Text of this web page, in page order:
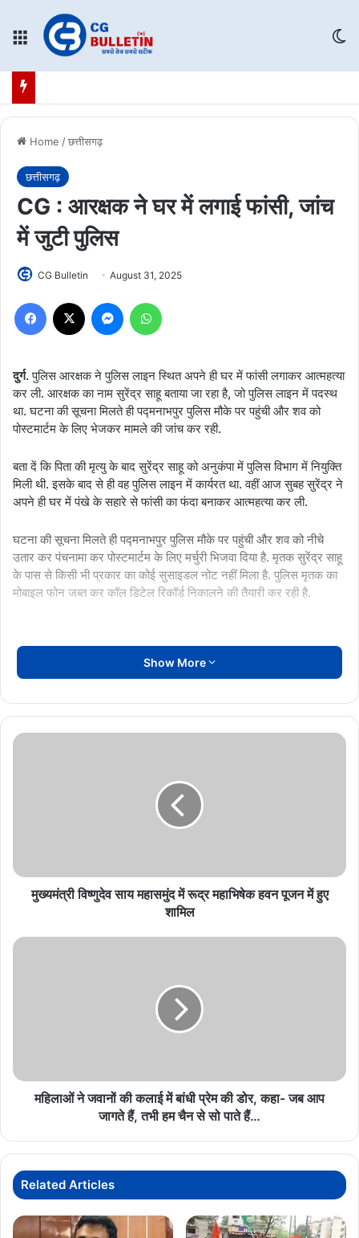
Menu
Home /छत्तीसगढ़
छत्तीसगढ़
CG : आरक्षक ने घर में लगाई फांसी, जांच
में जुटी पुलिस
CG Bulletin August 31, 2025
Facebook Messenger
दुर्ग.पुलिस आरक्षक ने पुलिस लाइन स्थित अपने ही घर में फांसी लगाकर आत्महत्या
कर ली. आरक्षक का नाम सुरेंद्र साहू बताया जा रहा है, जो पुलिस लाइन में पदस्थ
था. घटना की सूचना मिलते ही पद्मनाभपुर पुलिस मौके पर पहुंची और शव को
पोस्टमार्टम के लिए भेजकर मामले की जांच कर रही.
बता दें कि पिता की मृत्यु के बाद सुरेंद्र साहू को अनुकंपा में पुलिस विभाग में नियुक्ति
मिली थी. इसके बाद से ही वह पुलिस लाइन में कार्यरत था. वहीं आज सुबह सुरेंद्र ने
अपने ही घर में पंखे के सहारे से फांसी का फंदा बनाकर आत्महत्या कर ली.
घटना की सूचना मिलते ही पद्मनाभपुर पुलिस मौके पर पहुंची और शव को नीचे
उतार कर पंचनामा कर पोस्टमार्टम के लिए मर्चुरी भिजवा दिया है. मृतक सुरेंद्र साहू
के पास से किसी भी प्रकार का कोई सुसाइडल नोट नहीं मिला है. पुलिस मृतक का
मोबाइल फोन जब्त कर कॉल डिटेल रिकॉर्ड निकालने की तैयारी कर रही है.
Show More
मुख्यमंत्री
पूजन
मुख्यमंत्री विष्णुदेव साय महासमुंद में रूद्र महाभिषेक हवन पूजन में हुए
शामिल
महिलाओं
की
हैं,
तभी
हम
चैन
महिलाओं ने जवानों की कलाई में बांधी प्रेम की डोर, कहा- जब आप
जागते हैं, तभी हम चैन से सो पाते हैं…
Related Articles